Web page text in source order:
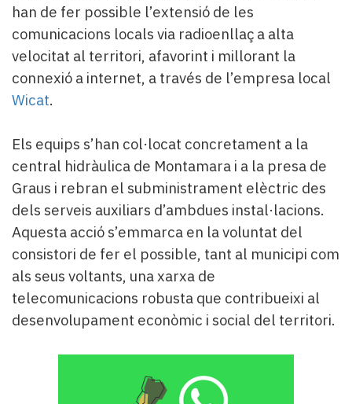
han de fer possible l’extensió de les
comunicacions locals via radioenllaç a alta
velocitat al territori, afavorint i millorant la
connexió a internet, a través de l’empresa local
Wicat.
Els equips s’han col·locat concretament a la
central hidràulica de Montamara i a la presa de
Graus i rebran el subministrament elèctric des
dels serveis auxiliars d’ambdues instal·lacions.
Aquesta acció s’emmarca en la voluntat del
consistori de fer el possible, tant al municipi com
als seus voltants, una xarxa de
telecomunicacions robusta que contribueixi al
desenvolupament econòmic i social del territori.